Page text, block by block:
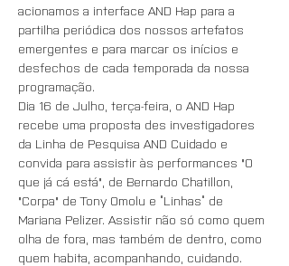
acionamos a interface AND Hap para a
partilha periódica dos nossos artefatos
emergentes e para marcar os inícios e
desfechos de cada temporada da nossa
programação.
Dia 16 de Julho, terça-feira, o AND Hap
recebe uma proposta des investigadores
da Linha de Pesquisa AND Cuidado e
convida para assistir às performances "O
que já cá está", de Bernardo Chatillon,
"Corpa" de Tony Omolu e “Linhas” de
Mariana Pelizer. Assistir não só como quem
olha de fora, mas também de dentro, como
quem habita, acompanhando, cuidando.